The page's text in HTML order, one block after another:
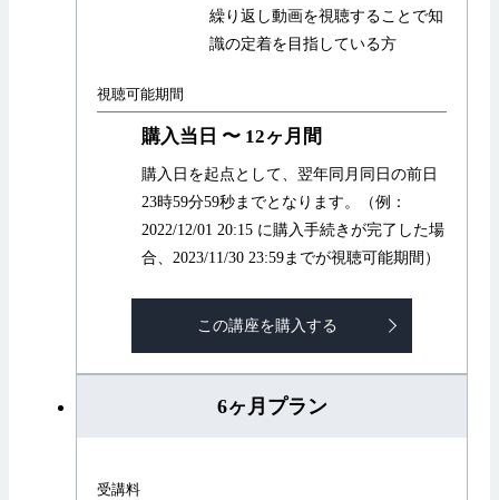
繰り返し動画を視聴することで知
識の定着を目指している方
視聴可能期間
購入当日 〜 12ヶ月間
購入日を起点として、翌年同月同日の前日
23時59分59秒までとなります。（例：
2022/12/01 20:15 に購入手続きが完了した場
合、2023/11/30 23:59までが視聴可能期間）
この講座を購入する
6ヶ月プラン
受講料